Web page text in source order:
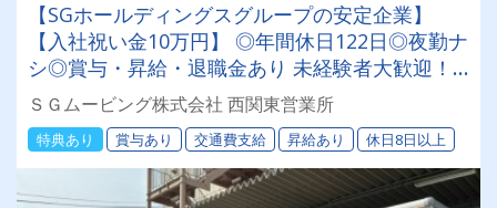
【SGホールディングスグループの安定企業】
【入社祝い金10万円】 ◎年間休日122日◎夜勤ナ
シ◎賞与・昇給・退職金あり 未経験者大歓迎！
業務はチーム作業です！＜倉庫作業員・配送助手
も同時募集中＞
ＳＧムービング株式会社 西関東営業所
特典あり 賞与あり 交通費支給 昇給あり 休日8日以上